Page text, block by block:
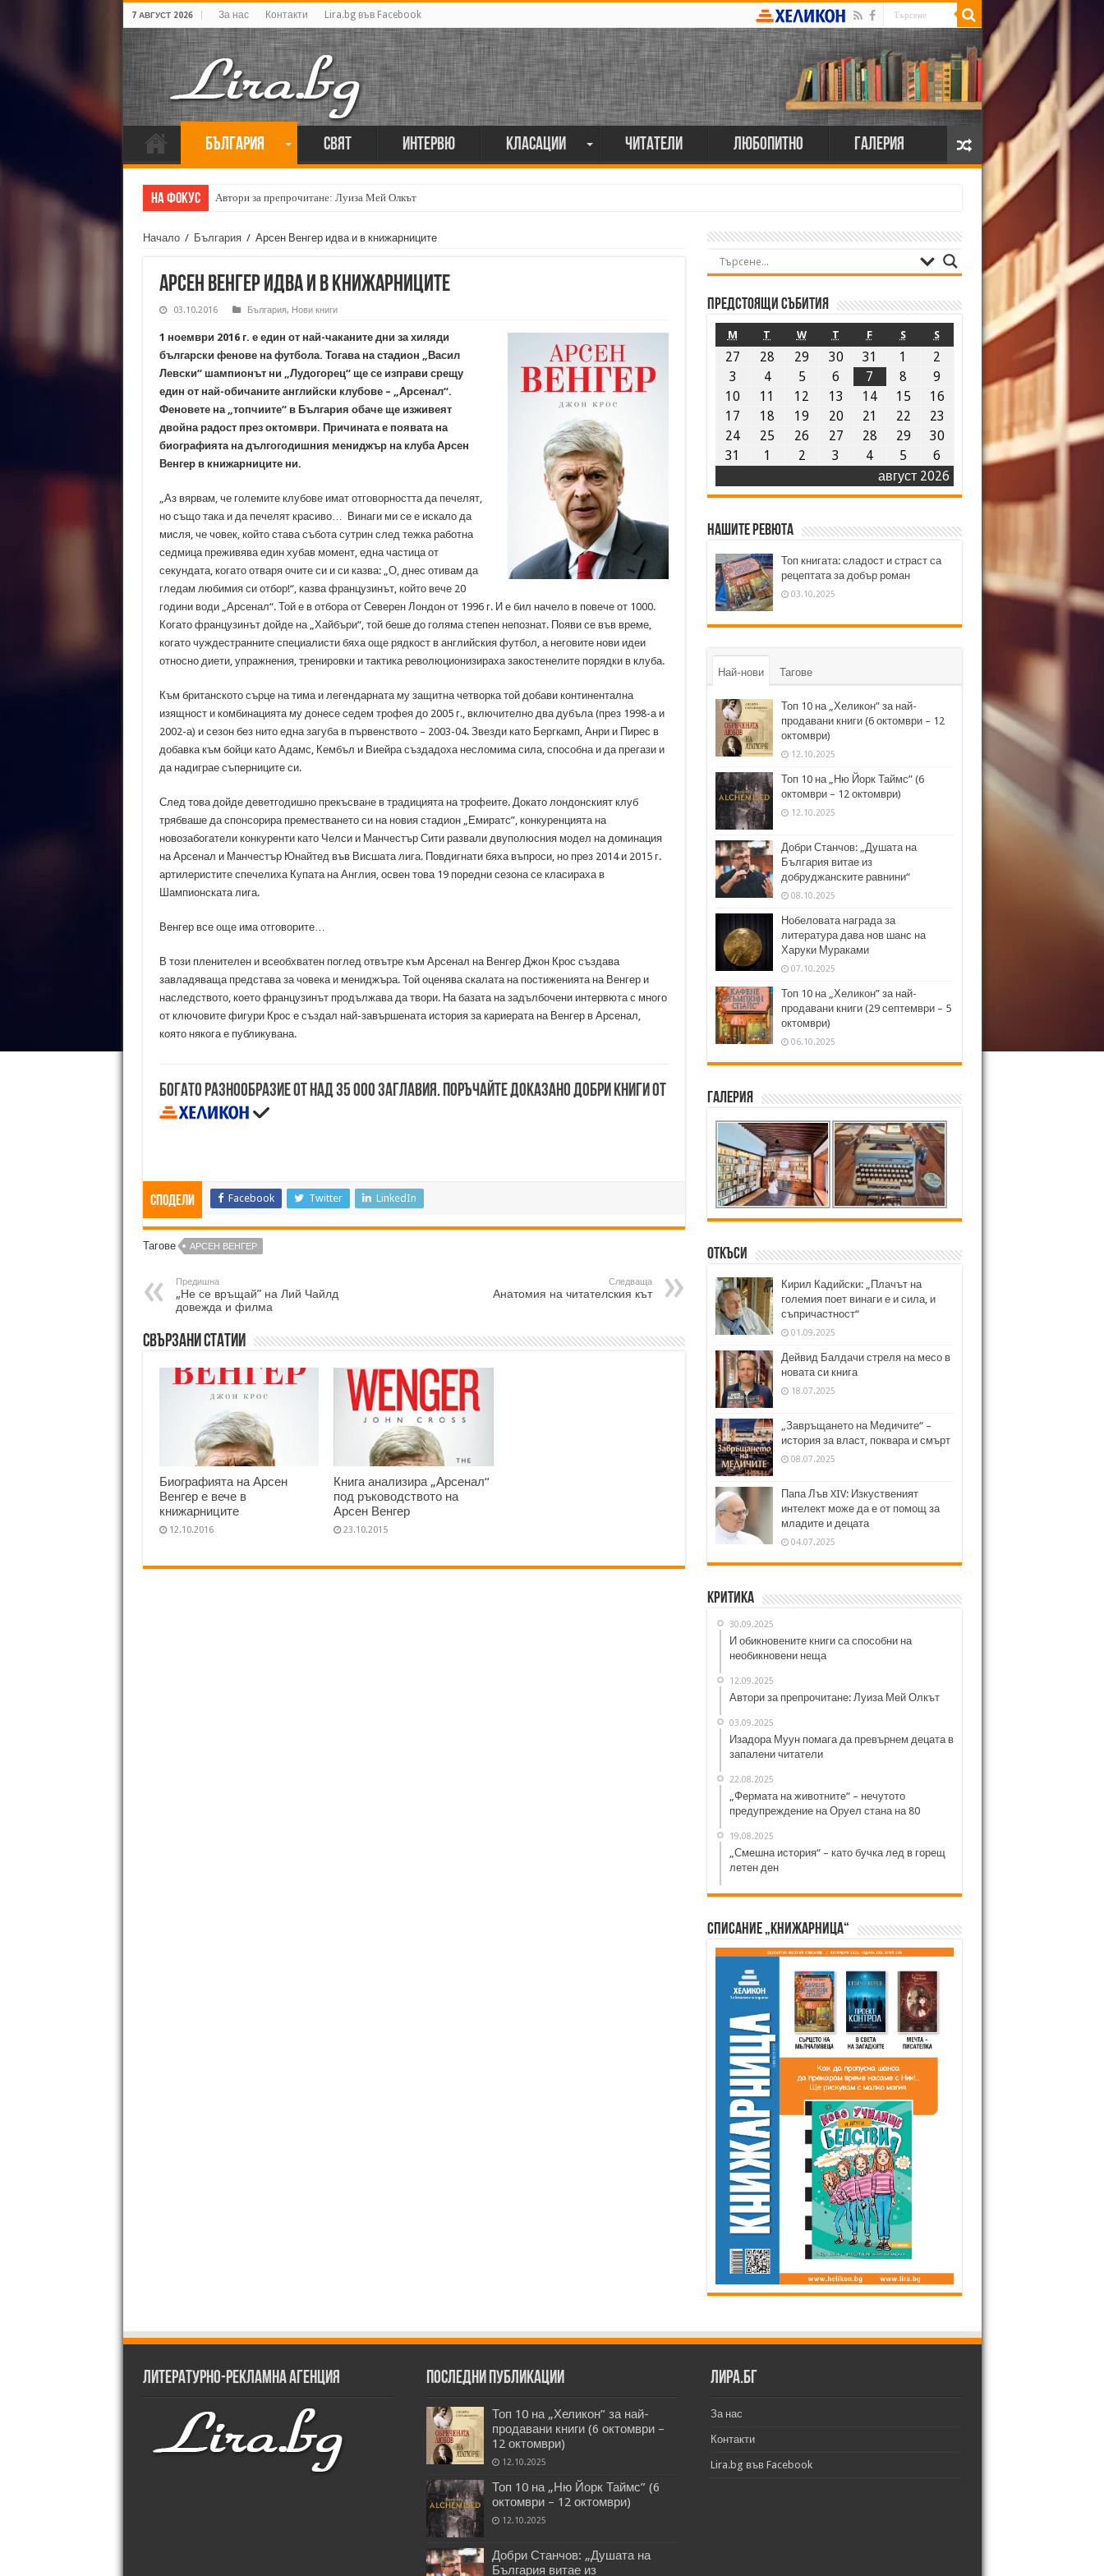
7 АВГУСТ 2026 За нас Контакти Lira.bg във Facebook
България Свят Интервю Класации Читатели Любопитно Галерия
На фокус Автори за препрочитане: Луиза Мей Олкът
Начало / България / Арсен Венгер идва и в книжарниците
Арсен Венгер идва и в книжарниците
03.10.2016 България, Нови книги
1 ноември 2016 г. е един от най-чаканите дни за хиляди
български фенове на футбола. Тогава на стадион „Васил
Левски“ шампионът ни „Лудогорец“ ще се изправи срещу
един от най-обичаните английски клубове – „Арсенал“.
Феновете на „топчиите“ в България обаче ще изживеят
двойна радост през октомври. Причината е появата на
биографията на дългогодишния мениджър на клуба Арсен
Венгер в книжарниците ни.
„Аз вярвам, че големите клубове имат отговорността да печелят,
но също така и да печелят красиво… Винаги ми се е искало да
мисля, че човек, който става събота сутрин след тежка работна
седмица преживява един хубав момент, една частица от
секундата, когато отваря очите си и си казва: „О, днес отивам да
гледам любимия си отбор!“, казва французинът, който вече 20
години води „Арсенал“. Той е в отбора от Северен Лондон от 1996 г. И е бил начело в повече от 1000.
Когато французинът дойде на „Хайбъри“, той беше до голяма степен непознат. Появи се във време,
когато чуждестранните специалисти бяха още рядкост в английския футбол, а неговите нови идеи
относно диети, упражнения, тренировки и тактика революционизираха закостенелите порядки в клуба.
Към британското сърце на тима и легендарната му защитна четворка той добави континентална
изящност и комбинацията му донесе седем трофея до 2005 г., включително два дубъла (през 1998-а и
2002-а) и сезон без нито една загуба в първенството – 2003-04. Звезди като Бергкамп, Анри и Пирес в
добавка към бойци като Адамс, Кембъл и Виейра създадоха несломима сила, способна и да прегази и
да надиграе съперниците си.
След това дойде деветгодишно прекъсване в традицията на трофеите. Докато лондонският клуб
трябваше да спонсорира преместването си на новия стадион „Емиратс”, конкуренцията на
новозабогатели конкуренти като Челси и Манчестър Сити развали двуполюсния модел на доминация
на Арсенал и Манчестър Юнайтед във Висшата лига. Повдигнати бяха въпроси, но през 2014 и 2015 г.
артилеристите спечелиха Купата на Англия, освен това 19 поредни сезона се класираха в
Шампионската лига.
Венгер все още има отговорите…
В този пленителен и всеобхватен поглед отвътре към Арсенал на Венгер Джон Крос създава
завладяваща представа за човека и мениджъра. Той оценява скалата на постиженията на Венгер и
наследството, което французинът продължава да твори. На базата на задълбочени интервюта с много
от ключовите фигури Крос е създал най-завършената история за кариерата на Венгер в Арсенал,
която някога е публикувана.
Богато разнообразие от над 35 000 заглавия. Поръчайте доказано добри книги от
Сподели Facebook Twitter LinkedIn
Тагове АРСЕН ВЕНГЕР
Предишна
„Не се връщай” на Лий Чайлд
довежда и филма
Следваща
Анатомия на читателския кът
Свързани статии
Биографията на Арсен
Венгер е вече в
книжарниците
12.10.2016
Книга анализира „Арсенал“
под ръководството на
Арсен Венгер
23.10.2015
Предстоящи събития
август 2026
M T W T F S S
27 28 29 30 31 1
2
3
4 5 6 7 8
9
10
11 12 13 14 15
16
17
18 19 20 21 22
23
24
25 26 27 28 29
30
31
1 2 3 4 5 6
Нашите ревюта
Топ книгата: сладост и страст са
рецептата за добър роман
03.10.2025
Най-нови Тагове
Топ 10 на „Хеликон” за най-
продавани книги (6 октомври – 12
октомври)
12.10.2025
Топ 10 на „Ню Йорк Таймс” (6
октомври – 12 октомври)
12.10.2025
Добри Станчов: „Душата на
България витае из
добруджанските равнини“
08.10.2025
Нобеловата награда за
литература дава нов шанс на
Харуки Мураками
07.10.2025
Топ 10 на „Хеликон” за най-
продавани книги (29 септември – 5
октомври)
06.10.2025
Галерия
Откъси
Кирил Кадийски: „Плачът на
големия поет винаги е и сила, и
съпричастност“
01.09.2025
Дейвид Балдачи стреля на месо в
новата си книга
18.07.2025
„Завръщането на Медичите“ –
история за власт, поквара и смърт
08.07.2025
Папа Лъв XIV: Изкуственият
интелект може да е от помощ за
младите и децата
04.07.2025
Критика
30.09.2025
И обикновените книги са способни на
необикновени неща
12.09.2025
Автори за препрочитане: Луиза Мей Олкът
03.09.2025
Изадора Муун помага да превърнем децата в
запалени читатели
22.08.2025
„Фермата на животните“ – нечутото
предупреждение на Оруел стана на 80
19.08.2025
„Смешна история“ – като бучка лед в горещ
летен ден
Списание „Книжарница“
Литературно-рекламна агенция Последни публикации
Топ 10 на „Хеликон” за най-
продавани книги (6 октомври –
12 октомври)
12.10.2025
Топ 10 на „Ню Йорк Таймс” (6
октомври – 12 октомври)
12.10.2025
Добри Станчов: „Душата на
България витае из
Лира.бг
За нас
Контакти
Lira.bg във Facebook